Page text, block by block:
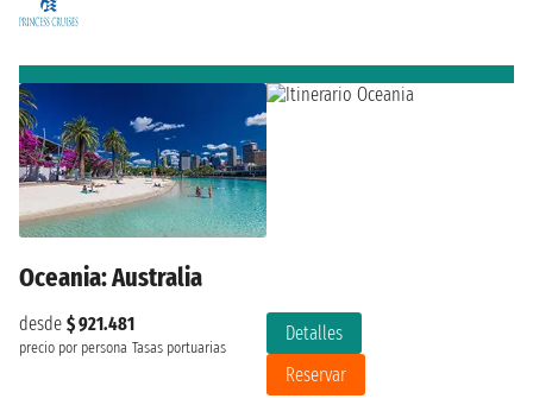
Oceania: Australia
desde $ 921.481
precio por persona Tasas portuarias
Detalles
Reservar